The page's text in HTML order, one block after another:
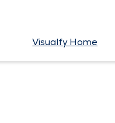
Visualfy Home